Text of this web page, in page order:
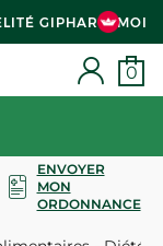
GIPHAR & MOI
0
ENVOYER
MON
ORDONNANCE